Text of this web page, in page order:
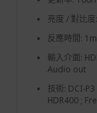
亮度 / 對比
反應時間:
輸入介面:
Audio out
技術: DCI-
HDR400 ;